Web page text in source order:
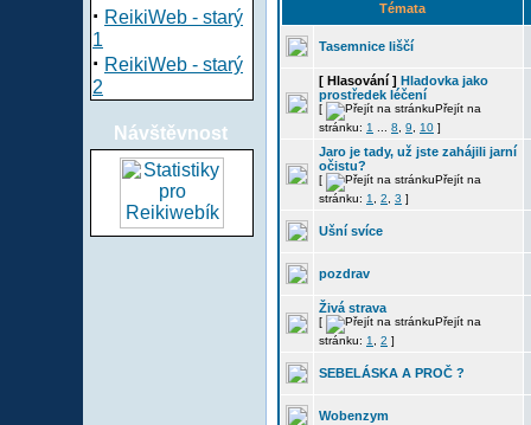
· ReikiWeb - starý
1
· ReikiWeb - starý
2
Návštěvnost
Témata
Tasemnice liščí
[ Hlasování ] Hladovka jako
prostředek léčení
[
Přejít na
stránku: 1 8 9 10 ]
Jaro je tady, už jste zahájili jarní
očistu?
[
Přejít na
stránku: 1 2 3 ]
Ušní svíce
pozdrav
Živá strava
[
Přejít na
stránku: 1 2 ]
SEBELÁSKA A PROČ ?
Wobenzym